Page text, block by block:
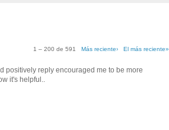
1 – 200 de 591 Más reciente› El más reciente»
positively reply encouraged me to be more
it's helpful..